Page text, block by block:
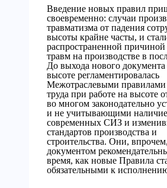
Введение новых правил
своевременно: случаи
травматизма от падения
высоты крайне часты, и
распространенной
травм на производстве в
До выхода нового документа
высоте регламентировалась
Межотраслевыми правилами
труда при работе на высоте
во многом законодательно
и не учитывающими
современных СИЗ и
стандартов производства и
строительства. Они,
документом
время, как новые Правила
обязательными к